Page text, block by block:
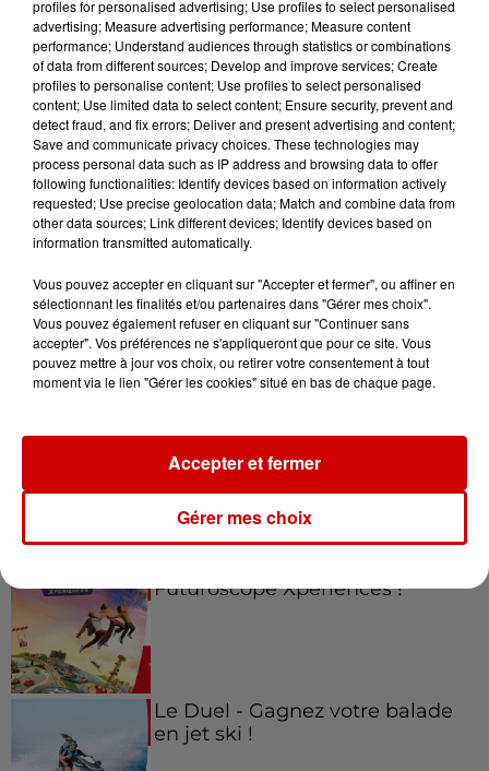
10h10
Duralex : trois repreneurs
potentiels
Jeux Voir plus
Festival du Roi Arthur 2026 !
Musée du Sport Automobile au
Mans !
Futuroscope Xperiences !
Le Duel - Gagnez votre balade
en jet ski !
profiles for personalised advertising; Use profiles to select personalised
advertising; Measure advertising performance; Measure content
performance; Understand audiences through statistics or combinations
of data from different sources; Develop and improve services; Create
profiles to personalise content; Use profiles to select personalised
content; Use limited data to select content; Ensure security, prevent and
detect fraud, and fix errors; Deliver and present advertising and content;
Save and communicate privacy choices. These technologies may
process personal data such as IP address and browsing data to offer
following functionalities: Identify devices based on information actively
requested; Use precise geolocation data; Match and combine data from
other data sources; Link different devices; Identify devices based on
information transmitted automatically.
Vous pouvez accepter en cliquant sur "Accepter et fermer", ou affiner en
sélectionnant les finalités et/ou partenaires dans "Gérer mes choix".
Vous pouvez également refuser en cliquant sur "Continuer sans
accepter". Vos préférences ne s'appliqueront que pour ce site. Vous
pouvez mettre à jour vos choix, ou retirer votre consentement à tout
moment via le lien "Gérer les cookies" situé en bas de chaque page.
Gérer mes choix
Accepter et fermer